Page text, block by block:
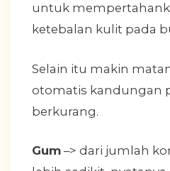
untuk
ketebalan kulit pada
Selain itu makin
otomatis kandungan
berkurang.
Gum –> dari jumlah